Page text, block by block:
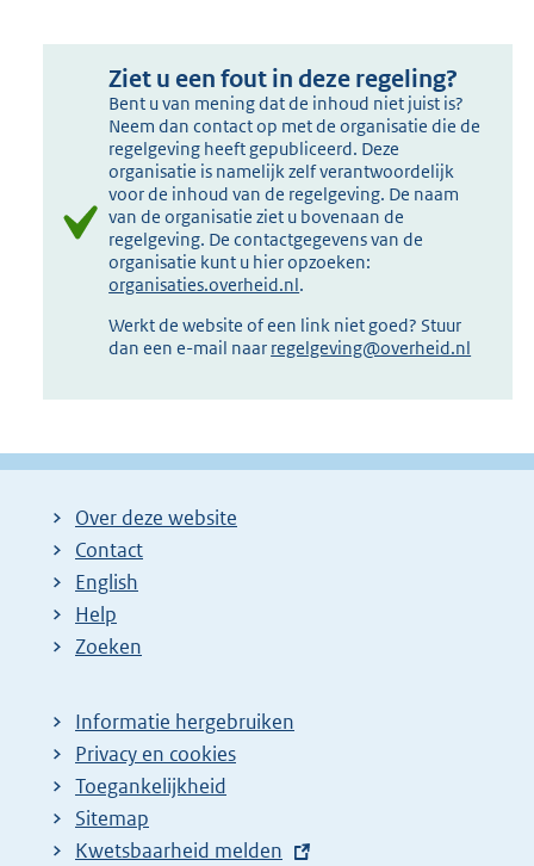
Ziet u een fout in deze regeling?
Bent u van mening dat de inhoud niet juist is?
Neem dan contact op met de organisatie die de
regelgeving heeft gepubliceerd. Deze
organisatie is namelijk zelf verantwoordelijk
voor de inhoud van de regelgeving. De naam
van de organisatie ziet u bovenaan de
regelgeving. De contactgegevens van de
organisatie kunt u hier opzoeken:
organisaties.overheid.nl.
Werkt de website of een link niet goed? Stuur
dan een e-mail naar regelgeving@overheid.nl
Over deze website
Contact
English
Help
Zoeken
Informatie hergebruiken
Privacy en cookies
Toegankelijkheid
Sitemap
E
Kwetsbaarheid melden